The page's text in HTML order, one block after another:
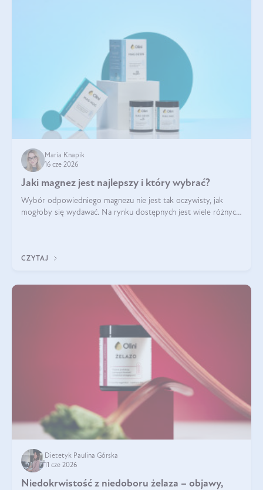
Maria Knapik
16 cze 2026
Jaki magnez jest najlepszy i który wybrać?
Wybór odpowiedniego magnezu nie jest tak oczywisty, jak
mogłoby się wydawać. Na rynku dostępnych jest wiele różnych
CZYTAJ
Dietetyk Paulina Górska
11 cze 2026
Niedokrwistość z niedoboru żelaza – objawy,